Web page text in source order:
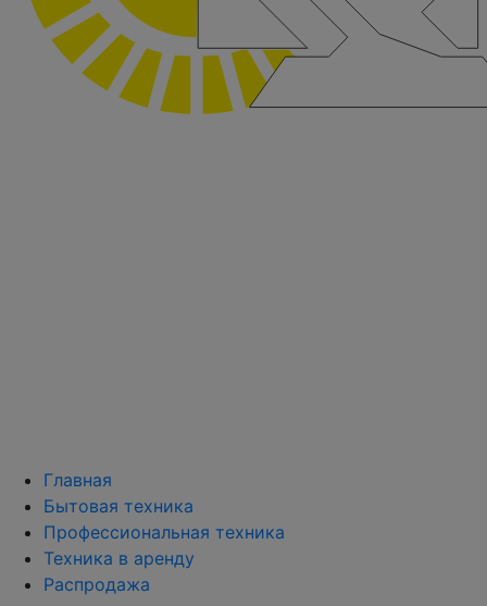
Главная
Бытовая техника
Профессиональная техника
Техника в аренду
Распродажа